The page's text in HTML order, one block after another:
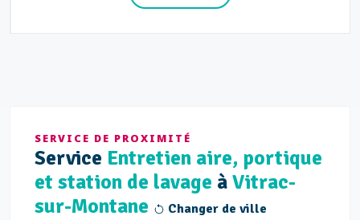
SERVICE DE PROXIMITÉ
Service Entretien aire, portique
et station de lavage àVitrac-
sur-Montane
Changer de ville